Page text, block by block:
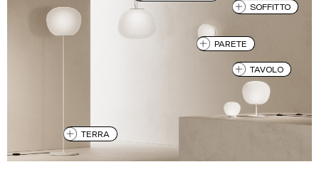
SOFFITTO
TERRA
TAVOLO
PARETE